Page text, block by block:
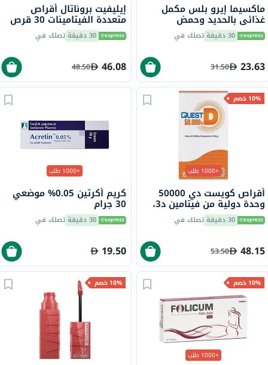
ماكسيما إيرو بلس مكمل
غذائي بالحديد وحمض
الفوليك، كبسولات هلامية،
حزمة من 30 كبسولة
30 دقيقة تصلك في
23.63
31.50
إيليفيت بروناتال أقراص
متعددة الفيتامينات 30 قرص
30 دقيقة تصلك في
46.08
48.50
10% خصم
+1000 طلب
أقراص كويست دي 50000
وحدة دولية من فيتامين د3،
15 قرص 30 دقيقة تصلك في
48.15
53.50
+1000 طلب
كريم أكرتين 0.05% موضعي
30 جرام
30 دقيقة تصلك في
19.50
10% خصم
+1000 طلب
10% خصم